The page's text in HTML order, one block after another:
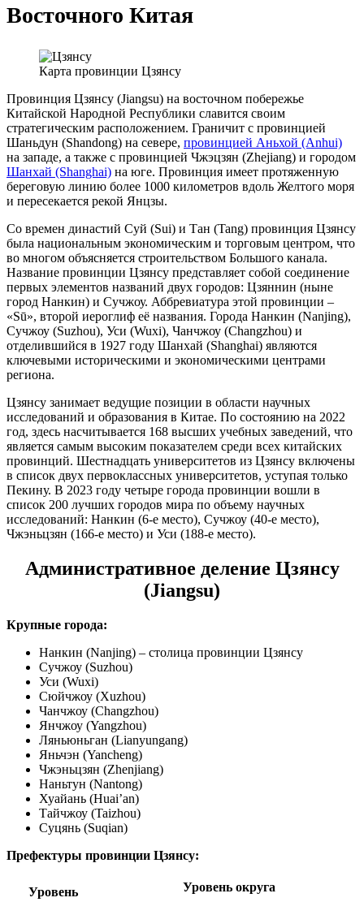
Восточного Китая
Карта провинции Цзянсу
Провинция Цзянсу (Jiangsu) на восточном побережье
Китайской Народной Республики славится своим
стратегическим расположением. Граничит с провинцией
Шаньдун (Shandong) на севере, провинцией Аньхой (Anhui)
на западе, а также с провинцией Чжэцзян (Zhejiang) и городом
Шанхай (Shanghai) на юге. Провинция имеет протяженную
береговую линию более 1000 километров вдоль Желтого моря
и пересекается рекой Янцзы.
Со времен династий Суй (Sui) и Тан (Tang) провинция Цзянсу
была национальным экономическим и торговым центром, что
во многом объясняется строительством Большого канала.
Название провинции Цзянсу представляет собой соединение
первых элементов названий двух городов: Цзяннин (ныне
город Нанкин) и Сучжоу. Аббревиатура этой провинции –
«Sū», второй иероглиф её названия. Города Нанкин (Nanjing),
Сучжоу (Suzhou), Уси (Wuxi), Чанчжоу (Changzhou) и
отделившийся в 1927 году Шанхай (Shanghai) являются
ключевыми историческими и экономическими центрами
региона.
Цзянсу занимает ведущие позиции в области научных
исследований и образования в Китае. По состоянию на 2022
год, здесь насчитывается 168 высших учебных заведений, что
является самым высоким показателем среди всех китайских
провинций. Шестнадцать университетов из Цзянсу включены
в список двух первоклассных университетов, уступая только
Пекину. В 2023 году четыре города провинции вошли в
список 200 лучших городов мира по объему научных
исследований: Нанкин (6-е место), Сучжоу (40-е место),
Чжэньцзян (166-е место) и Уси (188-е место).
Административное деление Цзянсу
(Jiangsu)
Крупные города:
Нанкин (Nanjing) – столица провинции Цзянсу
Сучжоу (Suzhou)
Уси (Wuxi)
Сюйчжоу (Xuzhou)
Чанчжоу (Changzhou)
Янчжоу (Yangzhou)
Ляньюньган (Lianyungang)
Яньчэн (Yancheng)
Чжэньцзян (Zhenjiang)
Наньтун (Nantong)
Хуайань (Huai’an)
Тайчжоу (Taizhou)
Суцянь (Suqian)
Префектуры провинции Цзянсу:
Уровень
Уровень округа